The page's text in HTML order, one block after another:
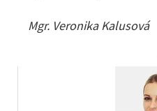
Mgr. Veronika Kalusová